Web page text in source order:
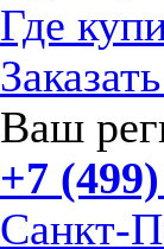
Где
Ваш
+7
Санкт-